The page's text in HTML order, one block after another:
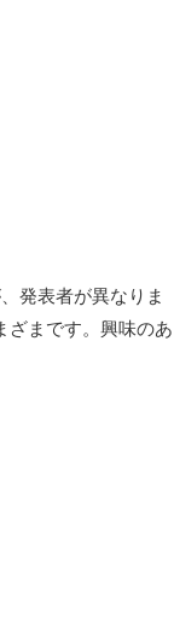
発表者が異なりま
ざまです。興味のあ